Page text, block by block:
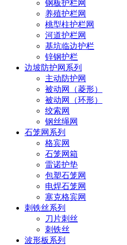
钢板护栏网
养殖护栏网
桃型柱护栏网
河道护栏网
基坑临边护栏
锌钢护栏
边坡防护网系列
主动防护网
被动网（菱形）
被动网（环形）
绞索网
钢丝绳网
石笼网系列
格宾网
石笼网箱
雷诺护垫
包塑石笼网
电焊石笼网
塞克格宾网
刺铁丝系列
刀片刺丝
刺铁丝
波形板系列